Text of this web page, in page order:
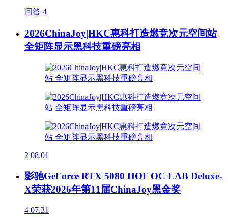
问答 4
2026ChinaJoy|HKC惠科打造燃竞次元空间站
全矩阵显示黑科技重磅亮相
2 08.01
影驰GeForce RTX 5080 HOF OC LAB Deluxe-
X荣获2026年第11届ChinaJoy黑金奖
4 07.31